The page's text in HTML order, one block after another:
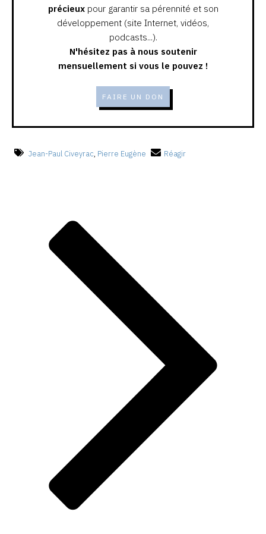
précieuxpour garantir sa pérennité et son
développement (site Internet, vidéos,
podcasts...).
N'hésitez pas à nous soutenir
mensuellement si vous le pouvez !
FAIRE UN DON
Jean-Paul Civeyrac, Pierre Eugène Réagir